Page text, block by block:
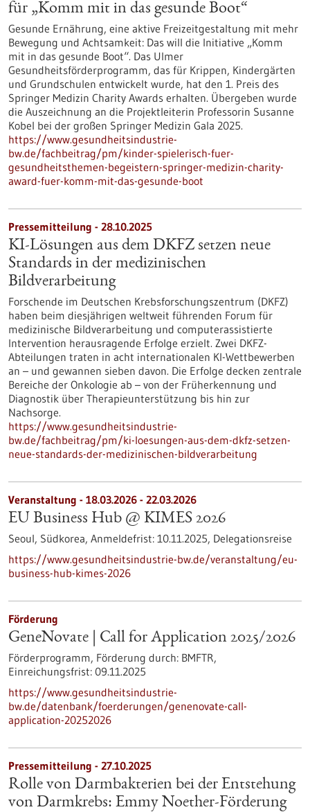
für „Komm mit in das gesunde Boot“
Gesunde Ernährung, eine aktive Freizeitgestaltung mit mehr
Bewegung und Achtsamkeit: Das will die Initiative „Komm
mit in das gesunde Boot“. Das Ulmer
Gesundheitsförderprogramm, das für Krippen, Kindergärten
und Grundschulen entwickelt wurde, hat den 1. Preis des
Springer Medizin Charity Awards erhalten. Übergeben wurde
die Auszeichnung an die Projektleiterin Professorin Susanne
Kobel bei der großen Springer Medizin Gala 2025.
https://www.gesundheitsindustrie-
bw.de/fachbeitrag/pm/kinder-spielerisch-fuer-
gesundheitsthemen-begeistern-springer-medizin-charity-
award-fuer-komm-mit-das-gesunde-boot
Pressemitteilung - 28.10.2025
KI-Lösungen aus dem DKFZ setzen neue
Standards in der medizinischen
Bildverarbeitung
Forschende im Deutschen Krebsforschungszentrum (DKFZ)
haben beim diesjährigen weltweit führenden Forum für
medizinische Bildverarbeitung und computerassistierte
Intervention herausragende Erfolge erzielt. Zwei DKFZ-
Abteilungen traten in acht internationalen KI-Wettbewerben
an – und gewannen sieben davon. Die Erfolge decken zentrale
Bereiche der Onkologie ab – von der Früherkennung und
Diagnostik über Therapieunterstützung bis hin zur
Nachsorge.
https://www.gesundheitsindustrie-
bw.de/fachbeitrag/pm/ki-loesungen-aus-dem-dkfz-setzen-
neue-standards-der-medizinischen-bildverarbeitung
Veranstaltung - 18.03.2026 - 22.03.2026
EU Business Hub @ KIMES 2026
Seoul, Südkorea, Anmeldefrist: 10.11.2025, Delegationsreise
https://www.gesundheitsindustrie-bw.de/veranstaltung/eu-
business-hub-kimes-2026
Förderung
GeneNovate | Call for Application 2025/2026
Förderprogramm, Förderung durch: BMFTR,
Einreichungsfrist: 09.11.2025
https://www.gesundheitsindustrie-
bw.de/datenbank/foerderungen/genenovate-call-
application-20252026
Pressemitteilung - 27.10.2025
Rolle von Darmbakterien bei der Entstehung
von Darmkrebs: Emmy Noether-Förderung